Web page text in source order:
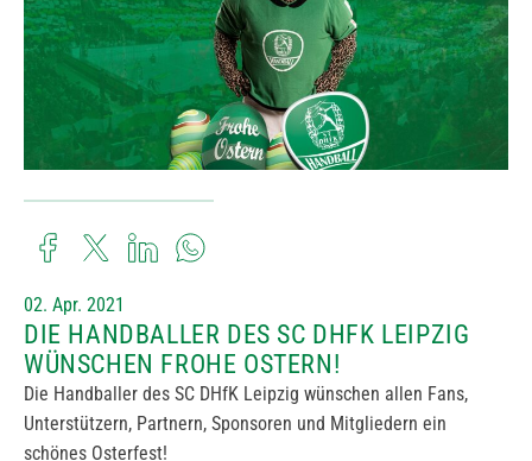
02. Apr. 2021
DIE HANDBALLER DES SC DHFK LEIPZIG
WÜNSCHEN FROHE OSTERN!
Die Handballer des SC DHfK Leipzig wünschen allen Fans,
Unterstützern, Partnern, Sponsoren und Mitgliedern ein
schönes Osterfest!